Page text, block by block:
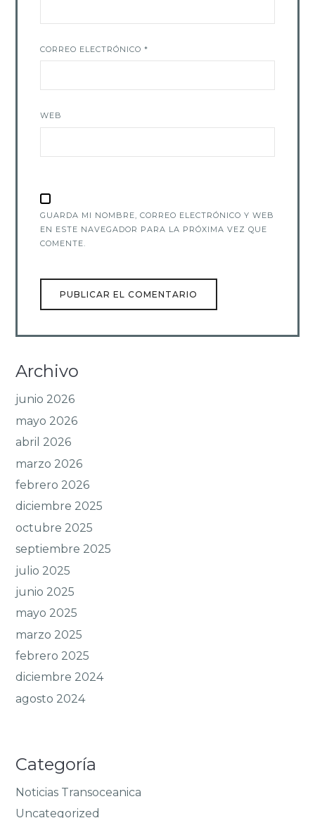
CORREO ELECTRÓNICO*
WEB
GUARDA MI NOMBRE, CORREO ELECTRÓNICO Y WEB
EN ESTE NAVEGADOR PARA LA PRÓXIMA VEZ QUE
COMENTE.
Archivo
junio 2026
mayo 2026
abril 2026
marzo 2026
febrero 2026
diciembre 2025
octubre 2025
septiembre 2025
julio 2025
junio 2025
mayo 2025
marzo 2025
febrero 2025
diciembre 2024
agosto 2024
Categoría
Noticias Transoceanica
Uncategorized